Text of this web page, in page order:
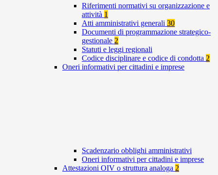
Riferimenti normativi su organizzazione e
attività 1
Atti amministrativi generali 30
Documenti di programmazione strategico-
gestionale 2
Statuti e leggi regionali
Codice disciplinare e codice di condotta 2
Oneri informativi per cittadini e imprese
Scadenzario obblighi amministrativi
Oneri informativi per cittadini e imprese
Attestazioni OIV o struttura analoga 2